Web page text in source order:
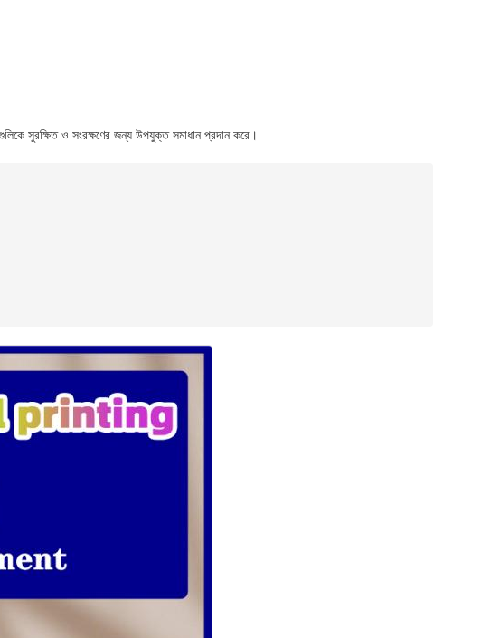
সুরক্ষিত ও সংরক্ষণের জন্য উপযুক্ত সমাধান প্রদান করে।